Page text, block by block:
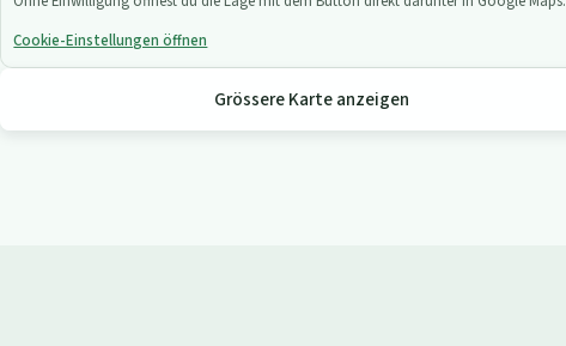
Cookie-Einstellungen öffnen
Grössere Karte anzeigen